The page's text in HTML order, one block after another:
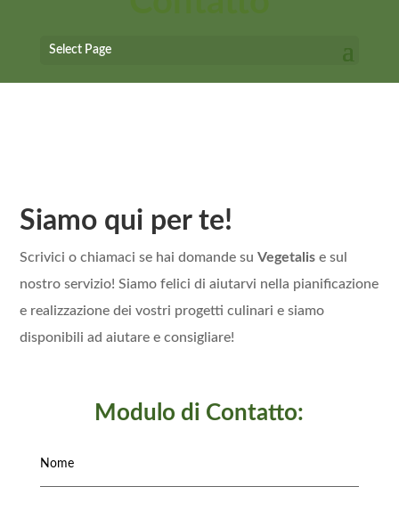
Select Page
Il tuo partner per una ristorazione sana e
Siamo qui per te!
Scrivici o chiamaci se hai domande suVegetalis e sul
nostro servizio! Siamo felici di aiutarvi nella pianificazione
e realizzazione dei vostri progetti culinari e siamo
disponibili ad aiutare e consigliare!
Modulo di Contatto: